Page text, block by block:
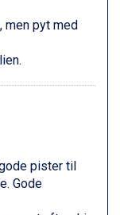
men pyt med
pister til
Gode